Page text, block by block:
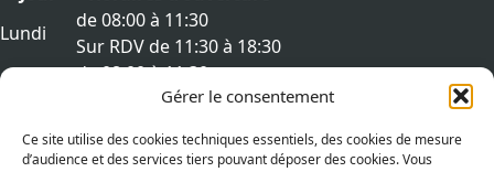
Gérer le consentement
Ce site utilise des cookies techniques essentiels, des cookies de mesure
d’audience et des services tiers pouvant déposer des cookies. Vous
Lundi
de 08:00 à 11:30
Sur RDV de 11:30 à 18:30
Mardi
de 08:00 à 11:30
Sur RDV de 11:30 à 18:30
Mercredi
Sur RDV de 11:30 à 18:30